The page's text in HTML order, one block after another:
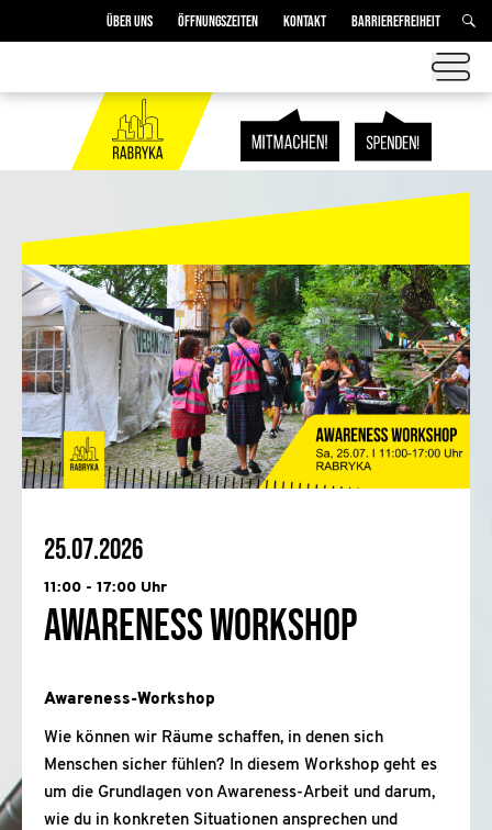
ÜBER UNS ÖFFNUNGSZEITEN KONTAKT BARRIEREFREIHEIT
25.07.2026
11:00 - 17:00 Uhr
Awareness Workshop
Awareness-Workshop
Wie können wir Räume schaffen, in denen sich
Menschen sicher fühlen? In diesem Workshop geht es
um die Grundlagen von Awareness-Arbeit und darum,
wie du in konkreten Situationen ansprechen und